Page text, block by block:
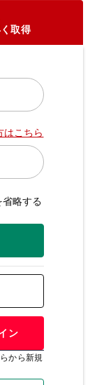
取得
はこちら
略する
ン
から新規